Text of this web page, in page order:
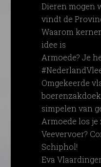
Dieren mogen
vindt de
Waarom
idee is
Armoede? Je
Omgekeerde
simpelen van
Armoede los je
Veevervoer?
Schiphol!
Eva